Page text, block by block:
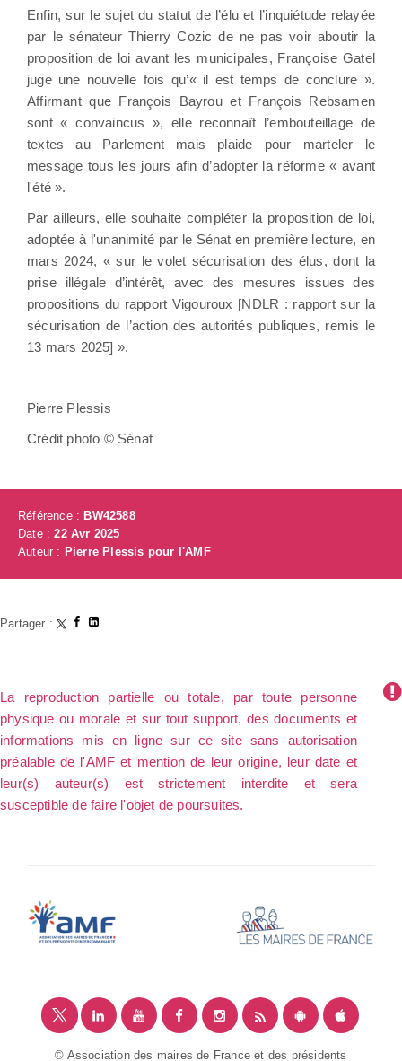
Enfin, sur le sujet du statut de l’élu et l’inquiétude relayée
par le sénateur Thierry Cozic de ne pas voir aboutir la
proposition de loi avant les municipales, Françoise Gatel
juge une nouvelle fois qu’« il est temps de conclure ».
Affirmant que François Bayrou et François Rebsamen
sont « convaincus », elle reconnaît l’embouteillage de
textes au Parlement mais plaide pour marteler le
message tous les jours afin d’adopter la réforme « avant
l'été ».
Par ailleurs, elle souhaite compléter la proposition de loi,
adoptée à l'unanimité par le Sénat en première lecture, en
mars 2024, « sur le volet sécurisation des élus, dont la
prise illégale d’intérêt, avec des mesures issues des
propositions du rapport Vigouroux [NDLR : rapport sur la
sécurisation de l’action des autorités publiques, remis le
13 mars 2025] ».
Pierre Plessis
Crédit photo © Sénat
Référence : BW42588
Date :22 Avr 2025
Auteur : Pierre Plessis pour l'AMF
Partager :
La reproduction partielle ou totale, par toute personne
physique ou morale et sur tout support, des documents et
informations mis en ligne sur ce site sans autorisation
préalable de l'AMF et mention de leur origine, leur date et
leur(s) auteur(s) est strictement interdite et sera
susceptible de faire l'objet de poursuites.
© Association des maires de France et des présidents